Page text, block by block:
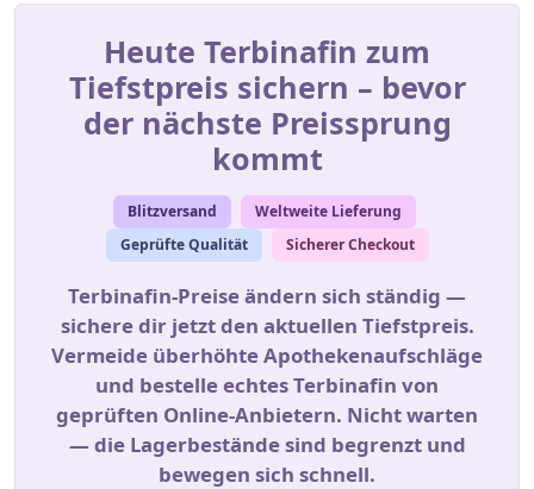
Heute Terbinafin zum
Tiefstpreis sichern – bevor
der nächste Preissprung
kommt
Blitzversand
Weltweite Lieferung
Geprüfte Qualität
Sicherer Checkout
Terbinafin‑Preise ändern sich ständig —
sichere dir jetzt den aktuellen Tiefstpreis.
Vermeide überhöhte Apothekenaufschläge
und bestelle echtes Terbinafin von
geprüften Online‑Anbietern. Nicht warten
— die Lagerbestände sind begrenzt und
bewegen sich schnell.